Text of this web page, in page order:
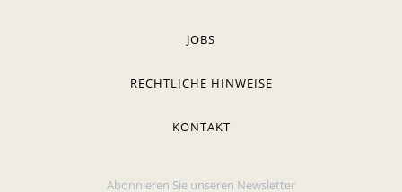
JOBS
RECHTLICHE HINWEISE
KONTAKT
Abonnieren Sie unseren Newsletter